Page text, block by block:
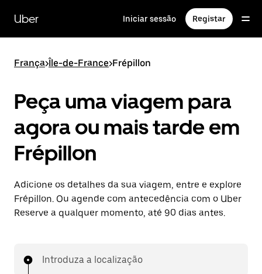
para
conteúdo
Uber Iniciar sessão Registar
França>Île-de-France>Frépillon
Peça uma viagem para
agora ou mais tarde em
Frépillon
Adicione os detalhes da sua viagem, entre e explore
Frépillon. Ou agende com antecedência com o Uber
Reserve a qualquer momento, até 90 dias antes.
Introduza a localização